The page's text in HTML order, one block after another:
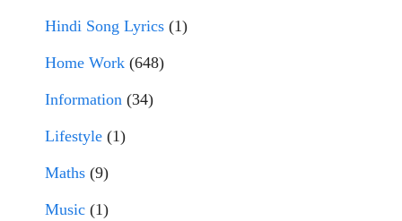
Hindi Song Lyrics (1)
Home Work (648)
Information (34)
Lifestyle (1)
Maths (9)
Music (1)